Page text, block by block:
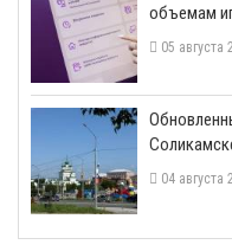
объемам
05 августа
04 августа